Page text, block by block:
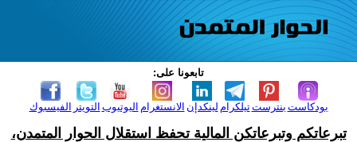
تابعونا على:
الفيسبوك التويتر اليوتيوب الانستغرام لينكدإن تيلكرامبنترست بودكاست
تبرعاتكم وتبرعاتكن المالية تحفظ استقلال الحوار المتمدن،